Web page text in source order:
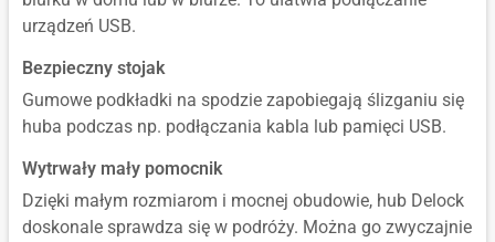
urządzeń USB.
Bezpieczny stojak
Gumowe podkładki na spodzie zapobiegają ślizganiu się
huba podczas np. podłączania kabla lub pamięci USB.
Wytrwały mały pomocnik
Dzięki małym rozmiarom i mocnej obudowie, hub Delock
doskonale sprawdza się w podróży. Można go zwyczajnie